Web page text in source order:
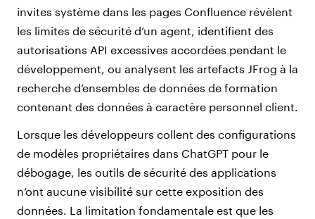
invites système dans les pages Confluence révèlent
les limites de sécurité d’un agent, identifient des
autorisations API excessives accordées pendant le
développement, ou analysent les artefacts JFrog à la
recherche d’ensembles de données de formation
contenant des données à caractère personnel client.
Lorsque les développeurs collent des configurations
de modèles propriétaires dans ChatGPT pour le
débogage, les outils de sécurité des applications
n’ont aucune visibilité sur cette exposition des
données. La limitation fondamentale est que les